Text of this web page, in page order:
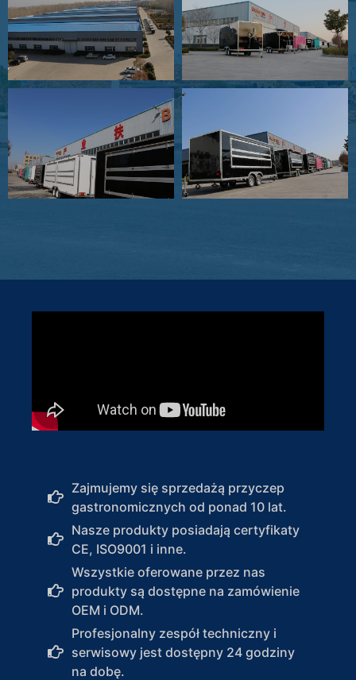
Zajmujemy się sprzedażą przyczep
gastronomicznych od ponad 10 lat.
Nasze produkty posiadają certyfikaty
CE, ISO9001 i inne.
Wszystkie oferowane przez nas
produkty są dostępne na zamówienie
OEM i ODM.
Profesjonalny zespół techniczny i
serwisowy jest dostępny 24 godziny
na dobę.